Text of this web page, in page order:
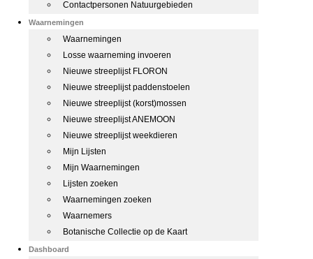
Contactpersonen Natuurgebieden
Waarnemingen
Waarnemingen
Losse waarneming invoeren
Nieuwe streeplijst FLORON
Nieuwe streeplijst paddenstoelen
Nieuwe streeplijst (korst)mossen
Nieuwe streeplijst ANEMOON
Nieuwe streeplijst weekdieren
Mijn Lijsten
Mijn Waarnemingen
Lijsten zoeken
Waarnemingen zoeken
Waarnemers
Botanische Collectie op de Kaart
Dashboard